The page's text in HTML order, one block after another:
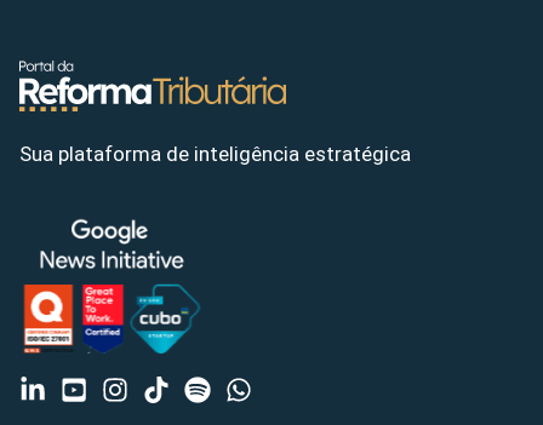
Sua plataforma de inteligência estratégica